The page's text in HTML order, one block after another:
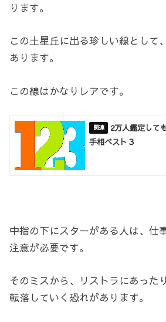
ります。
この土星丘に出る珍しい線として
あります。
この線はかなりレアです。
2万人鑑定して
手相ベスト３
中指の下にスターがある人は、仕
注意が必要です。
そのミスから、リストラにあった
転落していく恐れがあります。